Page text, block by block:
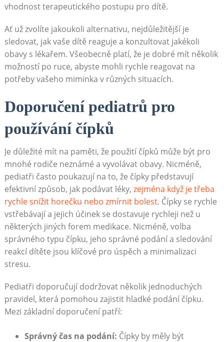
vhodnost terapeutického postupu pro dítě.
Ať už zvolíte jakoukoli alternativu, nejdůležitější je
sledovat, jak vaše dítě reaguje a konzultovat jakékoli
obavy s lékařem. Všeobecně platí, že je dobré mít několik
možností po ruce, abyste mohli rychle reagovat na
potřeby vašeho miminka v různých situacích.
Doporučení pediatrů pro
používání čípků
Je důležité mít na paměti, že použití čípků může být pro
mnohé rodiče neznámé a vyvolávat obavy. Nicméně,
pediatři často poukazují na to, že čípky představují
efektivní způsob, jak podávat léky, zejména když je třeba
rychle snížit horečku nebo zmírnit bolest. Čípky se rychle
vstřebávají a jejich účinek se dostavuje rychleji než u
některých jiných forem medikace. Nicméně, volba
správného typu čípku, jeho správné podání a sledování
reakcí dítěte jsou klíčové pro úspěch a minimalizaci
stresu.
Pediatři doporučují dodržovat několik jednoduchých
pravidel, která pomohou zajistit hladké podání čípku.
Mezi základní doporučení patří:
Správný čas na podání: Čípky by měly být